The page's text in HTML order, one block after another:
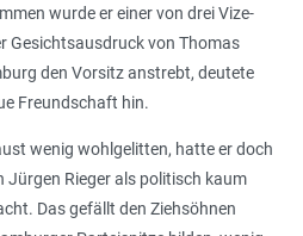
wurde er einer von drei Vize-
Gesichtsausdruck von Thomas
den Vorsitz anstrebt, deutete
Freundschaft hin.
wenig wohlgelitten, hatte er doch
Jürgen Rieger als politisch kaum
Das gefällt den Ziehsöhnen